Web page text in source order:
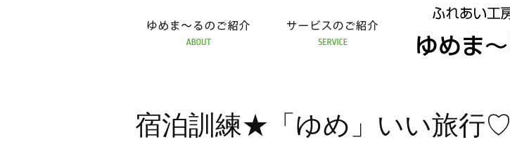
ブログ
宿泊訓練★「ゆめ」いい旅行♡